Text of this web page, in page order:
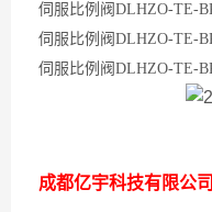
伺服比例阀DLHZO-TE-
伺服比例阀DLHZO-TE-
伺服比例阀DLHZO-TE-
成都亿宇科技有限公